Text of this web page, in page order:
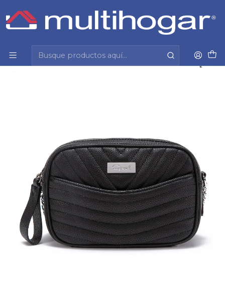
Inicio Accesorios
Cartera
Cartera Mujer Bandolera Grande Graneado Casual
Gacel Car2890 Negro